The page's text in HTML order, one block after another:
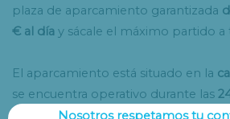
plaza de aparcamiento garantizada
€ al día y sácale el máximo partido a
El aparcamiento está situado en la
se encuentra operativo durante las
embargo, esto no es todo, ya que
Nosotros respetamos tu